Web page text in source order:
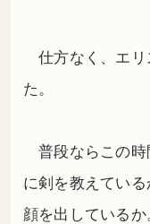
仕方なく、エリ
た。
普段ならこの時
に剣を教えてい
顔を出している